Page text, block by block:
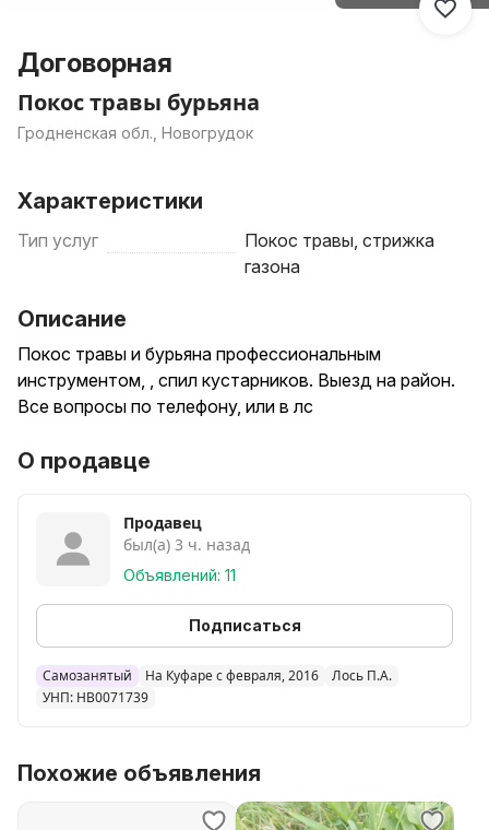
Договорная
Покос травы бурьяна
Гродненская обл., Новогрудок
Характеристики
Тип услуг
Покос травы, стрижка
газона
Описание
Покос травы и бурьяна профессиональным
инструментом, , спил кустарников. Выезд на район.
Все вопросы по телефону, или в лс
О продавце
Продавец
был(а) 3 ч. назад
Объявлений: 11
Подписаться
Самозанятый На Куфаре с февраля, 2016
Лось П.А.
УНП: HB0071739
Похожие объявления